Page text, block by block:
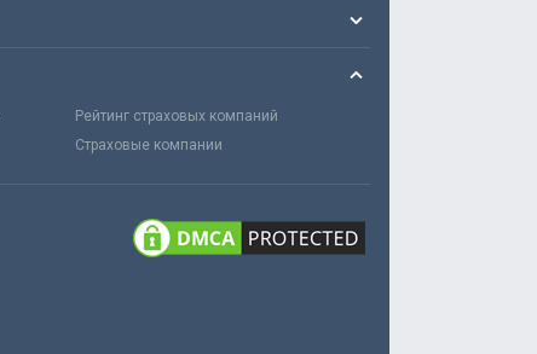
Рейтинг страховых компаний
Страховые компании